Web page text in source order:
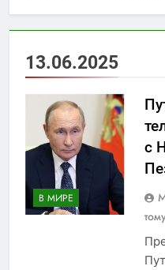
13.06.2025
В МИРЕ
с